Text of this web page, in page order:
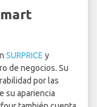
SURPRICE y
de negocios. Su
por las
su apariencia